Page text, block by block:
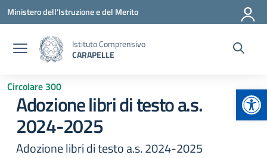
Vai ai contenuti
Vai al menu di navigazione
Vai al footer
Ministero dell'Istruzione e del Merito
Istituto Comprensivo
CARAPELLE
Circolare 300
Adozione libri di testo a.s.
2024-2025
Adozione libri di testo a.s. 2024-2025